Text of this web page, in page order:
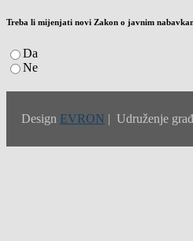
Treba li mijenjati novi Zakon o javnim
Da
Ne
Design EVRON | Udruženje